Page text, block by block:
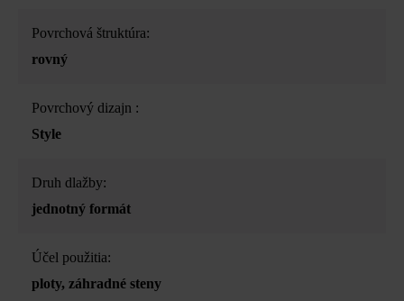
Povrchová štruktúra:
rovný
Povrchový dizajn :
Style
Druh dlažby:
jednotný formát
Účel použitia:
ploty, záhradné steny